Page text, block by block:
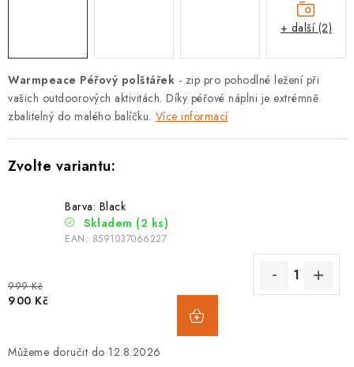
Warmpeace Péřový polštářek - zip pro pohodlné ležení při
vašich outdoorových aktivitách. Díky péřové náplni je extrémně
zbalitelný do malého balíčku. Více informací
Barva: Black
Skladem (2 ks)
EAN: 8591037066227
999 Kč
900 Kč
12.8.2026
+ další (2)